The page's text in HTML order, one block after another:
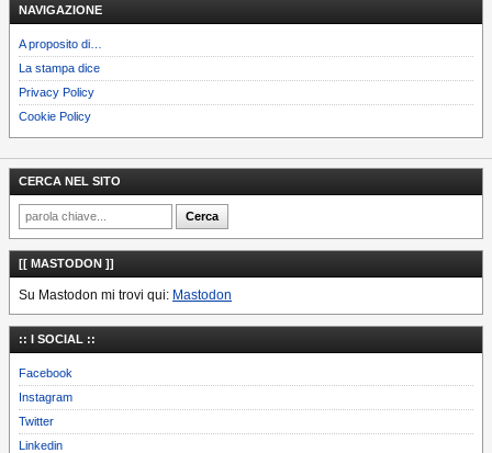
NAVIGAZIONE
A proposito di…
La stampa dice
Privacy Policy
Cookie Policy
CERCA NEL SITO
[[ MASTODON ]]
Su Mastodon mi trovi qui: Mastodon
:: I SOCIAL ::
Facebook
Instagram
Twitter
Linkedin